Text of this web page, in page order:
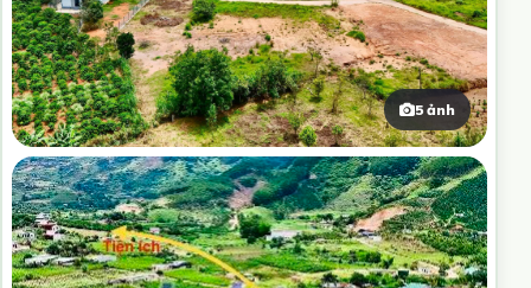
5 ảnh